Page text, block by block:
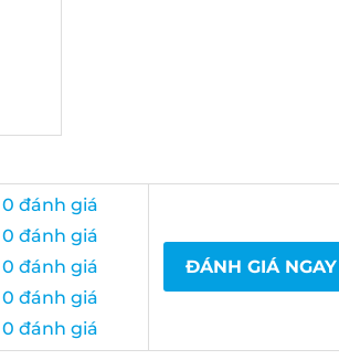
đánh giá
đánh giá
đánh giá
đánh giá
đánh giá
ĐÁNH GIÁ NGAY